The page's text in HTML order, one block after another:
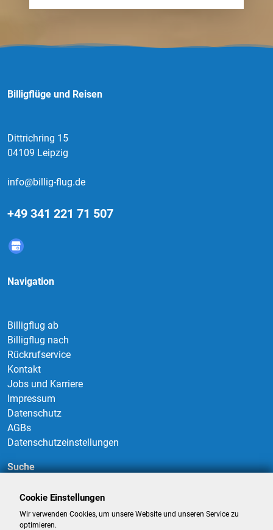
Billigflüge und Reisen
Dittrichring 15
04109 Leipzig
info@billig-flug.de
+49 341 221 71 507
Navigation
Billigflug ab
Billigflug nach
Rückrufservice
Kontakt
Jobs und Karriere
Impressum
Datenschutz
AGBs
Datenschutzeinstellungen
Suche
Suchen
Cookie Einstellungen
Wir verwenden Cookies, um unsere Website und unseren Service zu
optimieren.